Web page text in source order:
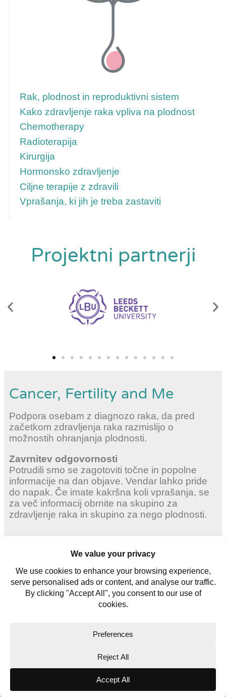
Rak, plodnost in reproduktivni sistem
Kako zdravljenje raka vpliva na plodnost
Chemotherapy
Radioterapija
Kirurgija
Hormonsko zdravljenje
Ciljne terapije z zdravili
Vprašanja, ki jih je treba zastaviti
Projektni partnerji
Cancer, Fertility and Me
Podpora osebam z diagnozo raka, da pred
začetkom zdravljenja raka razmislijo o
možnostih ohranjanja plodnosti.
Zavrnitev odgovornosti
Potrudili smo se zagotoviti točne in popolne
informacije na dan objave. Vendar lahko pride
do napak. Če imate kakršna koli vprašanja, se
za več informacij obrnite na skupino za
zdravljenje raka in skupino za nego plodnosti.
Mlade moške
Kontaktiraj nas
Cookie Policy
Copyright © 2026. All rights reserved.